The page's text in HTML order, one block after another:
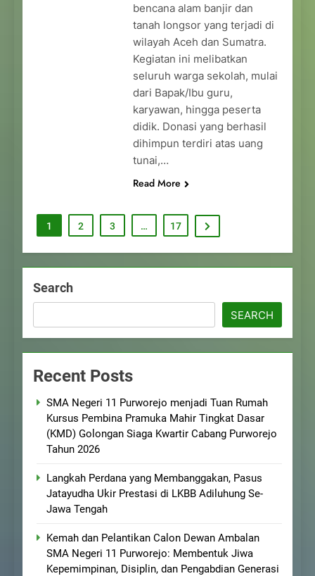
bencana alam banjir dan
tanah longsor yang terjadi di
wilayah Aceh dan Sumatra.
Kegiatan ini melibatkan
seluruh warga sekolah, mulai
dari Bapak/Ibu guru,
karyawan, hingga peserta
didik. Donasi yang berhasil
dihimpun terdiri atas uang
tunai,…
Read More
1 2 3 … 17
Search
SEARCH
Recent Posts
SMA Negeri 11 Purworejo menjadi Tuan Rumah
Kursus Pembina Pramuka Mahir Tingkat Dasar
(KMD) Golongan Siaga Kwartir Cabang Purworejo
Tahun 2026
Langkah Perdana yang Membanggakan, Pasus
Jatayudha Ukir Prestasi di LKBB Adiluhung Se-
Jawa Tengah
Kemah dan Pelantikan Calon Dewan Ambalan
SMA Negeri 11 Purworejo: Membentuk Jiwa
Kepemimpinan, Disiplin, dan Pengabdian Generasi